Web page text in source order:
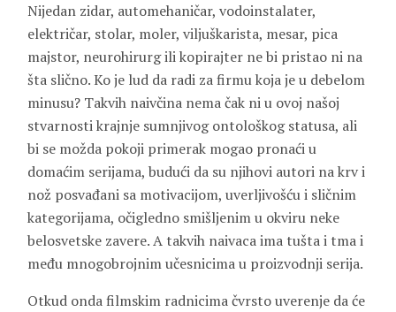
Nijedan zidar, automehaničar, vodoinstalater,
električar, stolar, moler, viljuškarista, mesar, pica
majstor, neurohirurg ili kopirajter ne bi pristao ni na
šta slično. Ko je lud da radi za firmu koja je u debelom
minusu? Takvih naivčina nema čak ni u ovoj našoj
stvarnosti krajnje sumnjivog ontološkog statusa, ali
bi se možda pokoji primerak mogao pronaći u
domaćim serijama, budući da su njihovi autori na krv i
nož posvađani sa motivacijom, uverljivošću i sličnim
kategorijama, očigledno smišljenim u okviru neke
belosvetske zavere. A takvih naivaca ima tušta i tma i
među mnogobrojnim učesnicima u proizvodnji serija.
Otkud onda filmskim radnicima čvrsto uverenje da će